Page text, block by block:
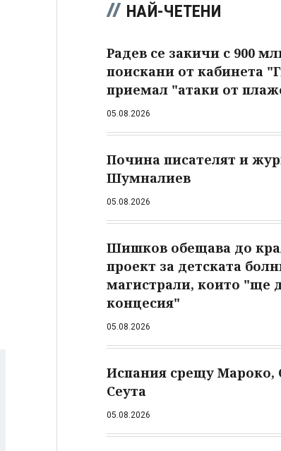
НАЙ-ЧЕТЕНИ
Радев се закичи с 900
поискани от кабинета
приемал "атаки от
05.08.2026
Почина писателят и
Шумналиев
05.08.2026
Шишков обещава до
проект за детската
магистрали, които "ще
концесия"
05.08.2026
Испания срещу Мароко,
Сеута
05.08.2026